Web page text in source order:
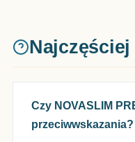
Czy NOVASLIM
przeciwwskazania?